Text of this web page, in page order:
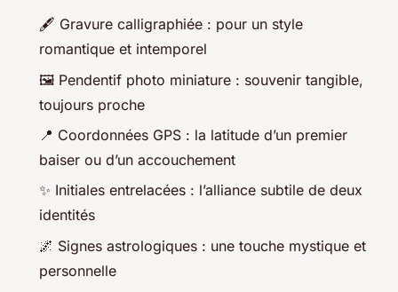
🖋️ Gravure calligraphiée : pour un style
romantique et intemporel
🖼️ Pendentif photo miniature : souvenir tangible,
toujours proche
📍 Coordonnées GPS : la latitude d’un premier
baiser ou d’un accouchement
✨ Initiales entrelacées : l’alliance subtile de deux
identités
🌌 Signes astrologiques : une touche mystique et
personnelle